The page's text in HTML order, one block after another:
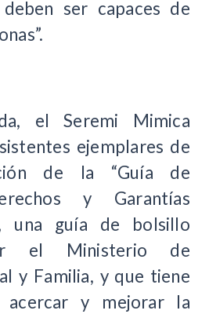
ser capaces de
el Seremi Mimica
ejemplares de
de la “Guía de
y Garantías
una guía de bolsillo
el Ministerio de
y Familia, y que tiene
acercar y mejorar la